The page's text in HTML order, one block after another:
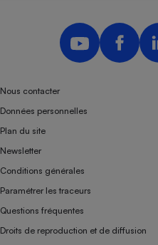
Nous contacter
Données personnelles
Plan du site
Newsletter
Conditions générales
Paramétrer les traceurs
Questions fréquentes
Droits de reproduction et de diffusion